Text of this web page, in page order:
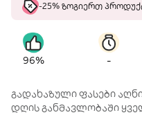
-25% ზოგიერთ
96% -
გადახაზული ფასები
დღის განმავლობაში